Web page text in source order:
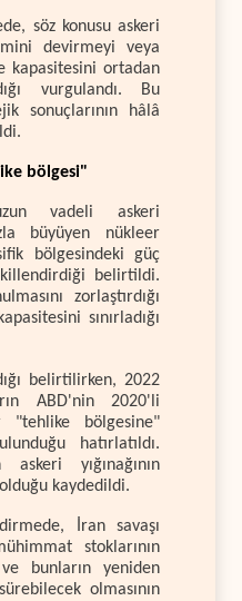
söz konusu askeri
devirmeyi veya
kapasitesini ortadan
vurgulandı. Bu
sonuçlarının hâlâ
bölgesi"
vadeli askeri
büyüyen nükleer
bölgesindeki güç
belirtildi.
zorlaştırdığı
sınırladığı
belirtilirken, 2022
ABD'nin 2020'li
"tehlike bölgesine"
hatırlatıldı.
yığınağının
kaydedildi.
İran savaşı
stoklarının
bunların yeniden
olmasının